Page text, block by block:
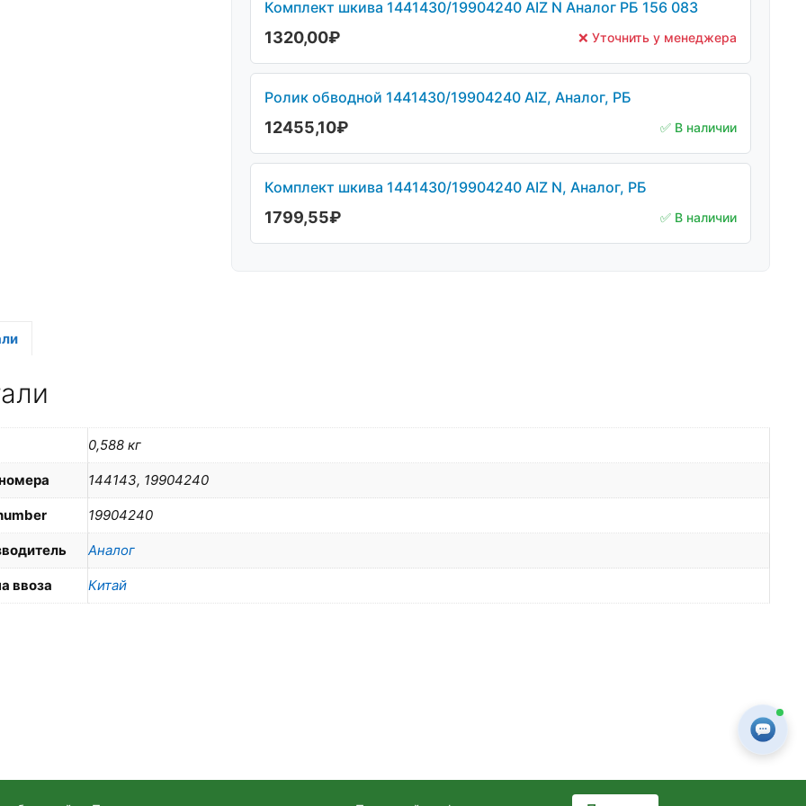
Комплект шкива 1441430/19904240 AIZ N Аналог РБ 156 083
1320,00₽ ❌ Уточнить у менеджера
Ролик обводной 1441430/19904240 AIZ, Аналог, РБ
12455,10₽ ✅ В наличии
Комплект шкива 1441430/19904240 AIZ N, Аналог, РБ
1799,55₽ ✅ В наличии
0,588 кг
144143, 19904240
19904240
Аналог
ввоза Китай